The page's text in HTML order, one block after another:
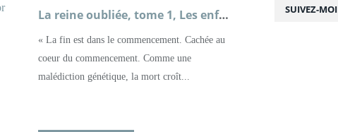
La reine oubliée, tome 1, Les enfants d'Alexandrie ; Françoise Chandernagor
« La fin est dans le commencement. Cachée au
coeur du commencement. Comme une
malédiction génétique, la mort croît...
SUIVEZ-MOI